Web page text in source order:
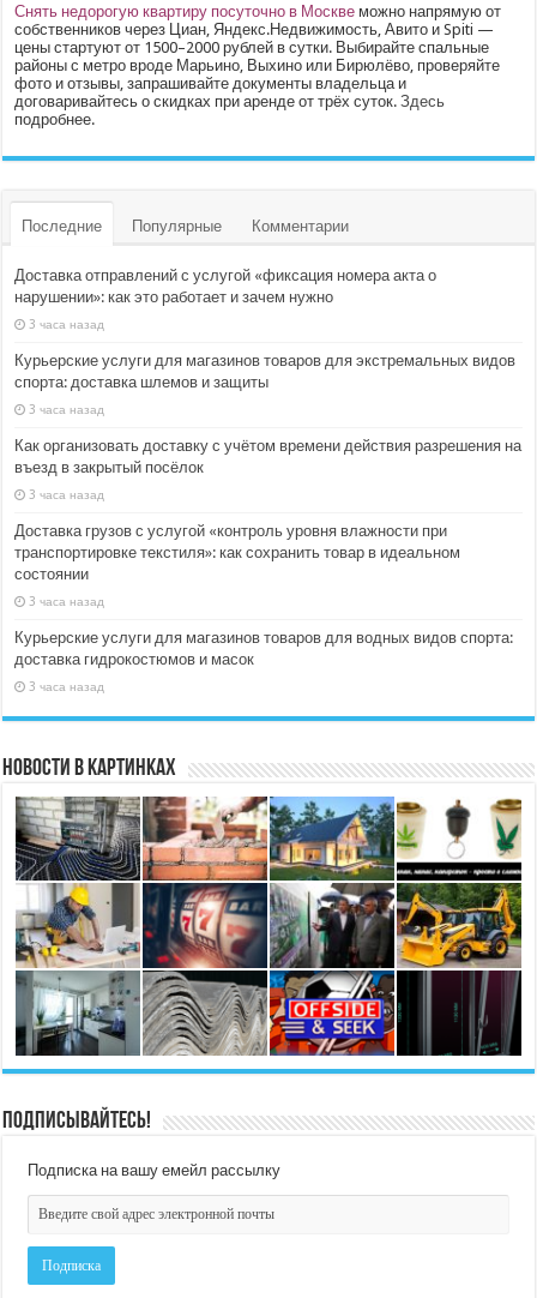
Снять недорогую квартиру посуточно в Москве можно напрямую от
собственников через Циан, Яндекс.Недвижимость, Авито и Spiti —
цены стартуют от 1500–2000 рублей в сутки. Выбирайте спальные
районы с метро вроде Марьино, Выхино или Бирюлёво, проверяйте
фото и отзывы, запрашивайте документы владельца и
договаривайтесь о скидках при аренде от трёх суток.Здесь
подробнее.
Последние Популярные Комментарии
Доставка отправлений с услугой «фиксация номера акта о
нарушении»: как это работает и зачем нужно
3 часа назад
Курьерские услуги для магазинов товаров для экстремальных видов
спорта: доставка шлемов и защиты
3 часа назад
Как организовать доставку с учётом времени действия разрешения на
въезд в закрытый посёлок
3 часа назад
Доставка грузов с услугой «контроль уровня влажности при
транспортировке текстиля»: как сохранить товар в идеальном
состоянии
3 часа назад
Курьерские услуги для магазинов товаров для водных видов спорта:
доставка гидрокостюмов и масок
3 часа назад
Новости в картинках
Подписывайтесь!
Подписка на вашу емейл рассылку